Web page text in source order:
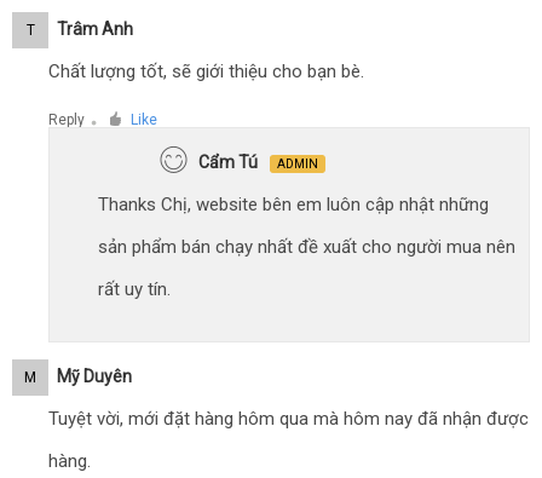
T Trâm Anh
Chất lượng tốt, sẽ giới thiệu cho bạn bè.
Reply ● Like
Cẩm Tú ADMIN
Thanks Chị, website bên em luôn cập nhật những
sản phẩm bán chạy nhất đề xuất cho người mua nên
rất uy tín.
M Mỹ Duyên
Tuyệt vời, mới đặt hàng hôm qua mà hôm nay đã nhận được
hàng.